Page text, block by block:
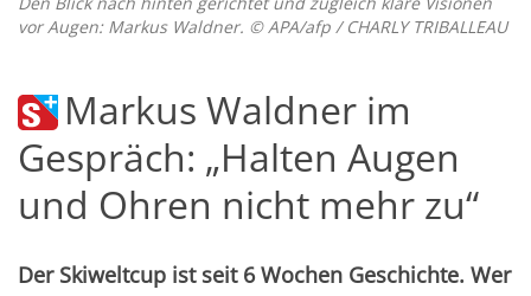
vor Augen: Markus Waldner. © APA/afp / CHARLY TRIBALLEAU
Markus Waldner im
Gespräch: „Halten Augen
und Ohren nicht mehr zu“
Der Skiweltcup ist seit 6 Wochen Geschichte. Wer